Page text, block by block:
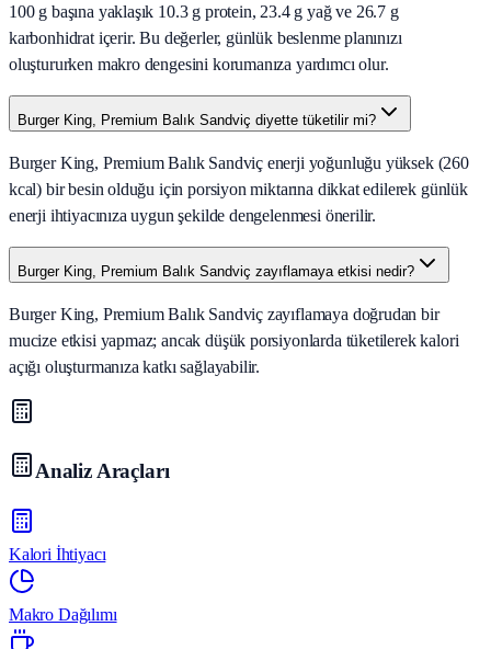
100 g başına yaklaşık 10.3 g protein, 23.4 g yağ ve 26.7 g
karbonhidrat içerir. Bu değerler, günlük beslenme planınızı
oluştururken makro dengesini korumanıza yardımcı olur.
Burger King, Premium Balık Sandviç diyette tüketilir mi?
Burger King, Premium Balık Sandviç enerji yoğunluğu yüksek (260
kcal) bir besin olduğu için porsiyon miktarına dikkat edilerek günlük
enerji ihtiyacınıza uygun şekilde dengelenmesi önerilir.
Burger King, Premium Balık Sandviç zayıflamaya etkisi nedir?
Burger King, Premium Balık Sandviç zayıflamaya doğrudan bir
mucize etkisi yapmaz; ancak düşük porsiyonlarda tüketilerek kalori
açığı oluşturmanıza katkı sağlayabilir.
Analiz Araçları
Kalori İhtiyacı
Makro Dağılımı